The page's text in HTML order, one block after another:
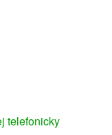
telefonicky